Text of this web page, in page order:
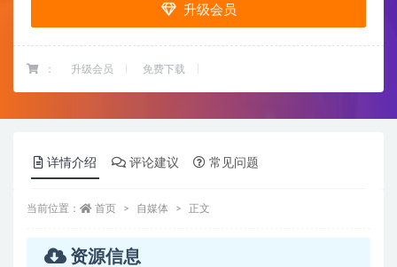
升级会员
： 升级会员 免费下载
详情介绍 评论建议 常见问题
当前位置： 首页 自媒体 正文
资源信息